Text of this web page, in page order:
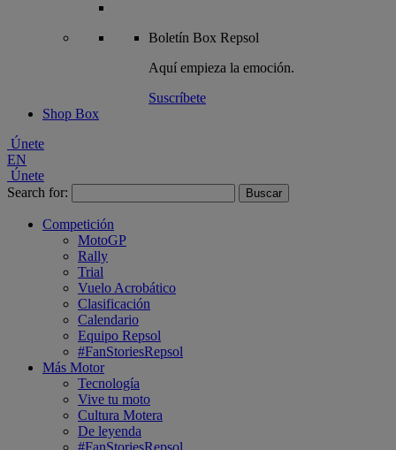
Boletín Box Repsol
Aquí empieza la emoción.
Suscríbete
Shop Box
Únete
EN
Únete
Search for:
Competición
MotoGP
Rally
Trial
Vuelo Acrobático
Clasificación
Calendario
Equipo Repsol
#FanStoriesRepsol
Más Motor
Tecnología
Vive tu moto
Cultura Motera
De leyenda
#FanStoriesRepsol